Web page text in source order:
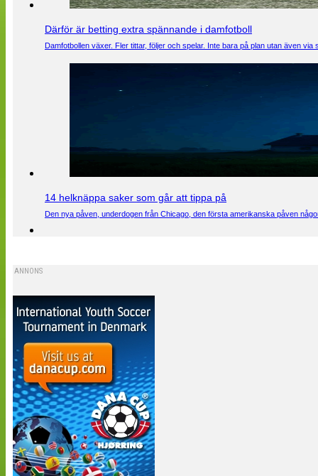
Därför är betting extra spännande i damfotboll
Damfotbollen växer. Fler tittar, följer och spelar. Inte bara på plan utan även
14 helknäppa saker som går att tippa på
Den nya påven, underdogen från Chicago, den första amerikanska påven
ANNONS